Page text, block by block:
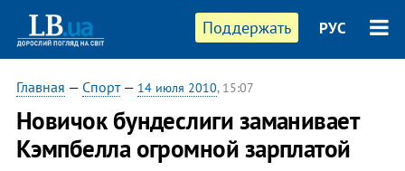
Поддержать РУС
Главная — Спорт— 14 июля 2010, 15:07
Новичок бундеслиги заманивает
Кэмпбелла огромной зарплатой